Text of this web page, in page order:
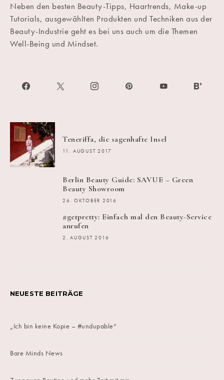
Neben den besten Beauty-Tipps, Haartrends, Make-up
Tutorials, ausgewählten Produkten und Techniken aus der
Beauty-Industrie geht es bei uns auch um die Themen
Well-Being und Mindset.
Teneriffa, die sagenhafte Insel
11. AUGUST 2017
Berlin Beauty Guide: SAVUE – Green
Beauty Showroom
26. OKTOBER 2016
#getpretty: Einfach mal den Beauty-Service
anrufen
2. AUGUST 2016
NEUESTE BEITRÄGE
„Ich bin keine Kopie – #undupable“
Bare Minds News